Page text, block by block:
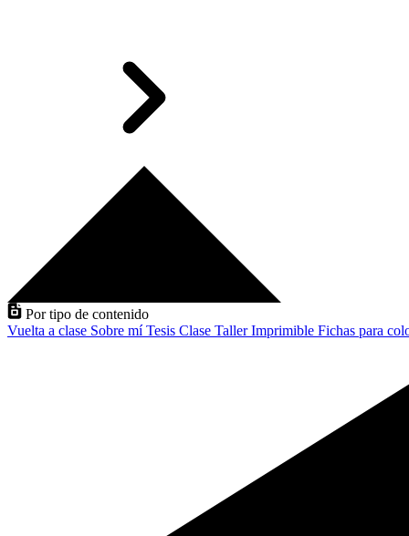
Por tipo de contenido
Vuelta a clase Sobre míTesis Clase TallerImprimible Fichas para